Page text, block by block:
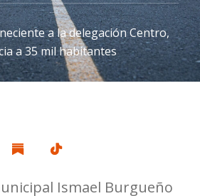
a la delegación Centro,
a 35 mil habitantes
Ismael Burgueño